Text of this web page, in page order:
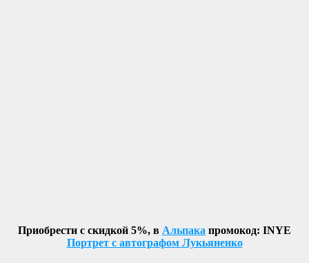
Приобрести с скидкой 5%, в Альпака промокод: INYE
Портрет с автографом Лукьяненко